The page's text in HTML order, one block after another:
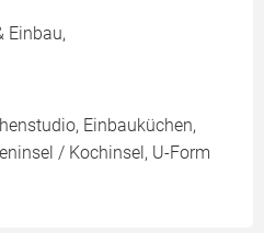
Einbau,
Einbauküchen,
/ Kochinsel, U-Form